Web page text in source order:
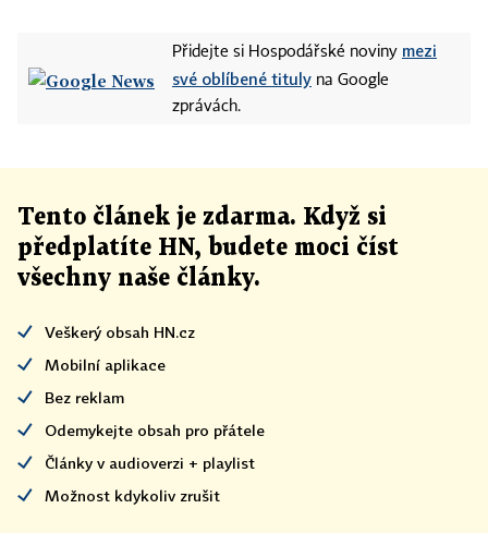
Přidejte si Hospodářské noviny mezi
své oblíbené tituly na Google
zprávách.
Tento článek je zdarma. Když si
předplatíte HN, budete moci číst
všechny naše články.
Veškerý obsah HN.cz
Mobilní aplikace
Bez reklam
Odemykejte obsah pro přátele
Články v audioverzi + playlist
Možnost kdykoliv zrušit